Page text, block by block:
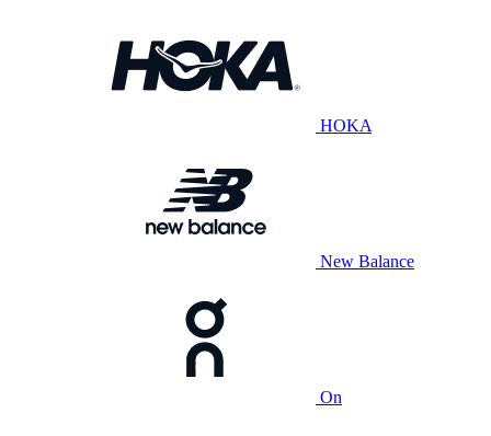
HOKA
New Balance
On